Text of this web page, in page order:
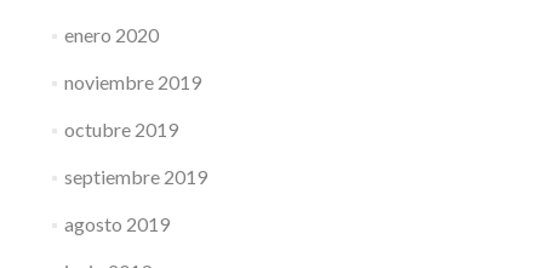
enero 2020
noviembre 2019
octubre 2019
septiembre 2019
agosto 2019